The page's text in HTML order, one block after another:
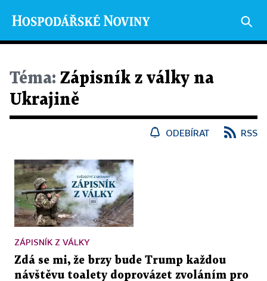
Téma: Zápisník z války na
Ukrajině
ODEBÍRAT RSS
ZÁPISNÍK Z VÁLKY
Zdá se mi, že brzy bude Trump každou
návštěvu toalety doprovázet zvoláním pro